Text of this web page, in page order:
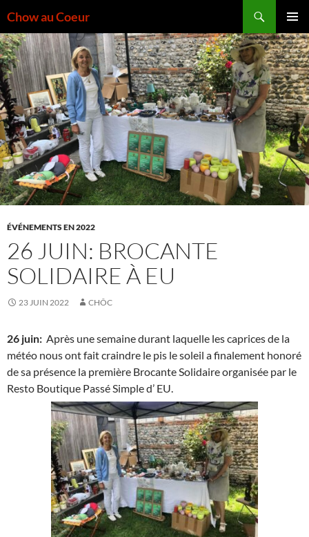
au
contenu
Chow au Coeur
MENU
ÉVÉNEMENTS EN 2022
26 JUIN: BROCANTE
SOLIDAIRE À EU
23 JUIN 2022 CHÔC
26 juin: Après une semaine durant laquelle les caprices de la
météo nous ont fait craindre le pis le soleil a finalement honoré
de sa présence la première Brocante Solidaire organisée par le
Resto Boutique Passé Simple d’ EU.